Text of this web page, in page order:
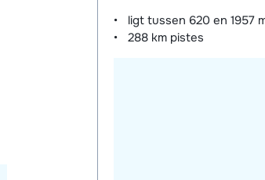
ligt tussen 620 en 1957
288 km pistes